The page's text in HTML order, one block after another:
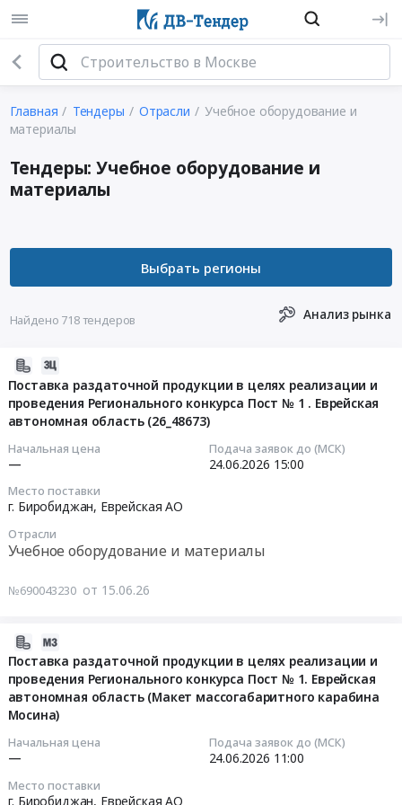
Главная Тендеры Отрасли
Учебное оборудование и
материалы
Тендеры: Учебное оборудование и
материалы
Найдено 718 тендеров Анализ рынка
Поставка раздаточной продукции в целях реализации и
проведения Регионального конкурса Пост № 1 . Еврейская
автономная область (26_48673)
Начальная цена
—
Подача заявок до (МСК)
24.06.2026 15:00
Место поставки
г. Биробиджан, Еврейская АО
Отрасли
Учебное оборудование и материалы
№690043230 от 15.06.26
Поставка раздаточной продукции в целях реализации и
проведения Регионального конкурса Пост № 1. Еврейская
автономная область (Макет массогабаритного карабина
Мосина)
Начальная цена
—
Подача заявок до (МСК)
24.06.2026 11:00
Место поставки
г. Биробиджан, Еврейская АО